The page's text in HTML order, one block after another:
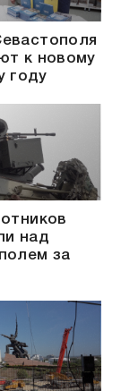
к новому
году
над
за